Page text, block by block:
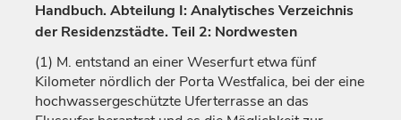
Handbuch. Abteilung I: Analytisches Verzeichnis
der Residenzstädte. Teil 2: Nordwesten
(1) M. entstand an einer Weserfurt etwa fünf
Kilometer nördlich der Porta Westfalica, bei der eine
hochwassergeschützte Uferterrasse an das